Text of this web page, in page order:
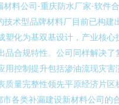
料公司-重庆防水厂家-软件
术型品牌材料厂目前已构建
化为基双基设计，产业核
合规特性。公司同样解决
控制提升包括渗油流现灾
量完整性领先平原经济片
各类补漏建设新材料公司的